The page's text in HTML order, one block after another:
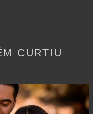
CURTIU